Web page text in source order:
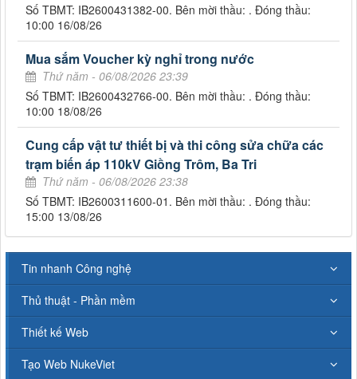
Số TBMT: IB2600431382-00. Bên mời thầu: . Đóng thầu:
10:00 16/08/26
Mua sắm Voucher kỳ nghỉ trong nước
Thứ năm - 06/08/2026 23:39
Số TBMT: IB2600432766-00. Bên mời thầu: . Đóng thầu:
10:00 18/08/26
Cung cấp vật tư thiết bị và thi công sửa chữa các
trạm biến áp 110kV Giồng Trôm, Ba Tri
Thứ năm - 06/08/2026 23:38
Số TBMT: IB2600311600-01. Bên mời thầu: . Đóng thầu:
15:00 13/08/26
Tin nhanh Công nghệ
Thủ thuật - Phần mềm
Thiết kế Web
Tạo Web NukeViet